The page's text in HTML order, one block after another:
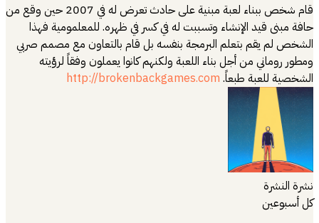
قام شخص ببناء لعبة مبنية على حادث تعرض له في 2007 حين وقع من
حافة مبنى قيد الإنشاء وتسببت له في كسر في ظهره. للمعلمومية فهذا
الشخص لم يقم بتعلم البرمجة بنفسه بل قام بالتعاون مع مصمم صربي
ومطور روماني من أجل بناء اللعبة ولكنهم كانوا يعملون وفقاً لرؤيته
الشخصية للعبة طبعاً. http://brokenbackgames.com
نشرة النشرة
كل أسبوعين